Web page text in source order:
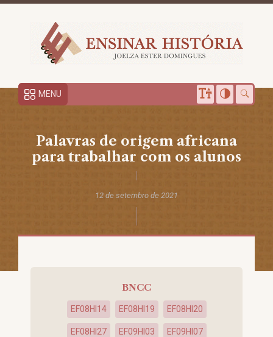
MENU
Palavras de origem africana
para trabalhar com os alunos
12 de setembro de 2021
BNCC
EF08HI14 EF08HI19 EF08HI20
EF08HI27 EF09HI03 EF09HI07